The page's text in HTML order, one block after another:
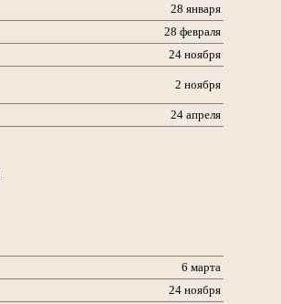
28 января
28 февраля
24 ноября
2 ноября
24 апреля
6 марта
24 ноября